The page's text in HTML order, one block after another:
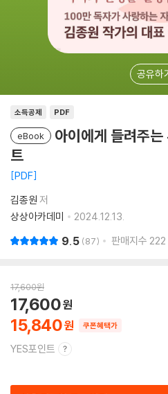
공유하
소득공제 PDF
eBook
아이에게 들려주
트
PDF
김종원 저
상상아카데미
2024.12.13.
9.5 87 판매지수 222
17,600원
15,840
17,600
쿠폰혜택가
YES포인트